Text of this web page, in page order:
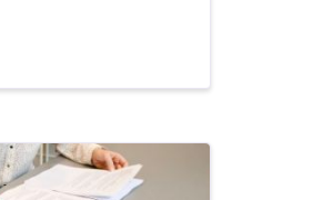
PROVVISORIA ALLOGGI DESTINATI AI